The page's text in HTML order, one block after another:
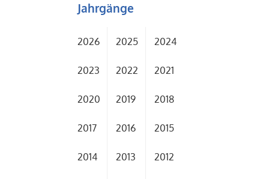
Jahrgänge
2026 2025 2024
2023 2022 2021
2020 2019 2018
2017 2016 2015
2014 2013 2012